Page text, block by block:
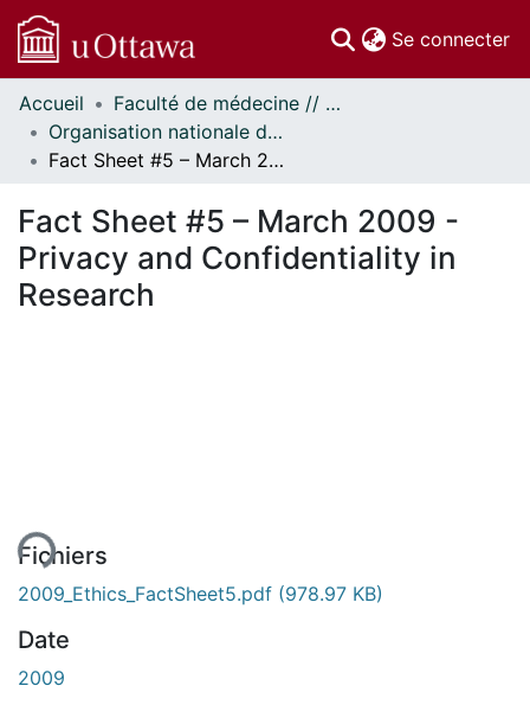
Se connecter
Communautés
et collections
Parcourir
À propos
Accueil
Faculté de médecine // Faculty of Medicine
Organisation nationale de la santé autochtone // National Aboriginal Health Organization
Fact Sheet #5 – March 2009 - Privacy and Confidentiality in Research
Fact Sheet #5 – March 2009 -
Privacy and Confidentiality in
Research
Fichiers
2009_Ethics_FactSheet5.pdf (978.97 KB)
Date
2009